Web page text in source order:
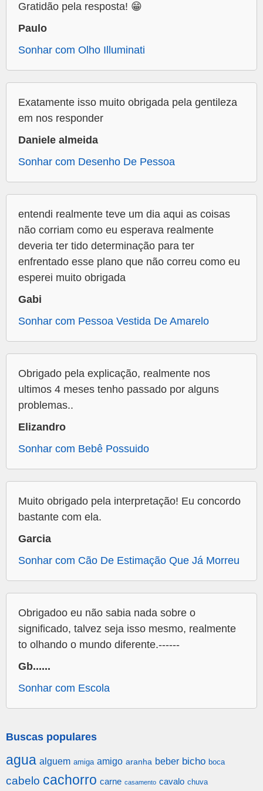
Gratidão pela resposta! 😁
Paulo
Sonhar com Olho Illuminati
Exatamente isso muito obrigada pela gentileza
em nos responder
Daniele almeida
Sonhar com Desenho De Pessoa
entendi realmente teve um dia aqui as coisas
não corriam como eu esperava realmente
deveria ter tido determinação para ter
enfrentado esse plano que não correu como eu
esperei muito obrigada
Gabi
Sonhar com Pessoa Vestida De Amarelo
Obrigado pela explicação, realmente nos
ultimos 4 meses tenho passado por alguns
problemas..
Elizandro
Sonhar com Bebê Possuido
Muito obrigado pela interpretação! Eu concordo
bastante com ela.
Garcia
Sonhar com Cão De Estimação Que Já Morreu
Obrigadoo eu não sabia nada sobre o
significado, talvez seja isso mesmo, realmente
to olhando o mundo diferente.------
Gb......
Sonhar com Escola
Buscas populares
agua alguem amiga amigo aranha beber bicho boca
cabelo cachorro carne casamento cavalo chuva